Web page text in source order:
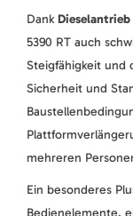
Dank
5390 RT auch
Steigfähigkeit und
Sicherheit und
mehreren
Ein besonderes